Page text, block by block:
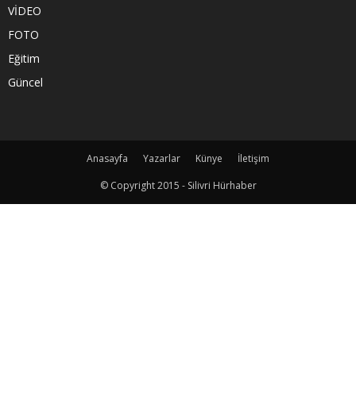
VİDEO
FOTO
Eğitim
Güncel
Anasayfa Yazarlar Künye
İletişim
© Copyright 2015 - Silivri Hürhaber